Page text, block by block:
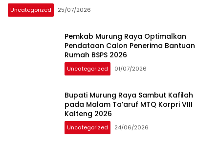
Uncategorized 25/07/2026
Pemkab Murung Raya Optimalkan
Pendataan Calon Penerima Bantuan
Rumah BSPS 2026
Uncategorized 01/07/2026
Bupati Murung Raya Sambut Kafilah
pada Malam Ta’aruf MTQ Korpri VIII
Kalteng 2026
Uncategorized 24/06/2026